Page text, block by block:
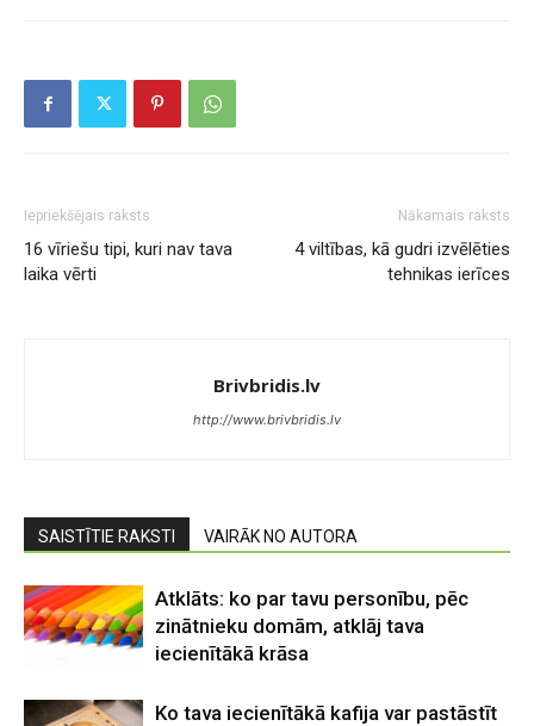
Iepriekšējais raksts
16 vīriešu tipi, kuri nav tava
laika vērti
Nākamais raksts
4 viltības, kā gudri izvēlēties
tehnikas ierīces
Brivbridis.lv
http://www.brivbridis.lv
SAISTĪTIE RAKSTI VAIRĀK NO AUTORA
Atklāts: ko par tavu personību, pēc
zinātnieku domām, atklāj tava
iecienītākā krāsa
Ko tava iecienītākā kafija var pastāstīt